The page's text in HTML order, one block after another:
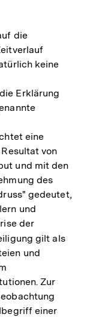
die
keine
Erklärung
eine
von
und mit den
des
gedeutet,
und
der
gilt als
und
Zur
einer